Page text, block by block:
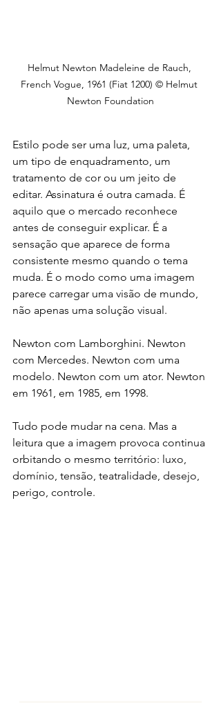
Helmut Newton Madeleine de Rauch,
French Vogue, 1961 (Fiat 1200) © Helmut
Newton Foundation
Estilo pode ser uma luz, uma paleta,
um tipo de enquadramento, um
tratamento de cor ou um jeito de
editar. Assinatura é outra camada. É
aquilo que o mercado reconhece
antes de conseguir explicar. É a
sensação que aparece de forma
consistente mesmo quando o tema
muda. É o modo como uma imagem
parece carregar uma visão de mundo,
não apenas uma solução visual.
Newton com Lamborghini. Newton
com Mercedes. Newton com uma
modelo. Newton com um ator. Newton
em 1961, em 1985, em 1998.
Tudo pode mudar na cena. Mas a
leitura que a imagem provoca continua
orbitando o mesmo território: luxo,
domínio, tensão, teatralidade, desejo,
perigo, controle.